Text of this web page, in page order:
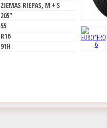
ZIEMAS RIEPAS, M + S
205"
55
R16
91H